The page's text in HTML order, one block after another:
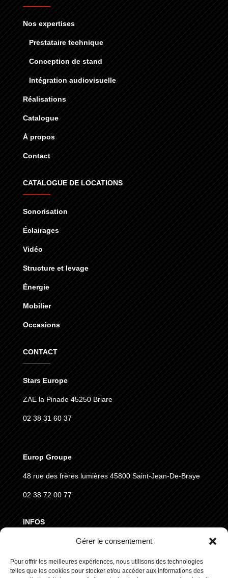
Gérer le consentement
Pour offrir les meilleures expériences, nous utilisons des technologies
telles que les cookies pour stocker et/ou accéder aux informations des
Nos expertises
Prestataire technique
Conception de stand
Intégration audiovisuelle
Réalisations
Catalogue
À propos
Contact
CATALOGUE DE LOCATIONS
Sonorisation
Éclairages
Vidéo
Structure et levage
Énergie
Mobilier
Occasions
CONTACT
Stars Europe
ZAE la Pinade 45250 Briare
02 38 31 60 37
Europ Groupe
48 rue des frères lumières 45800 Saint-Jean-De-Braye
02 38 72 00 77
INFOS
CGVD
RGPD